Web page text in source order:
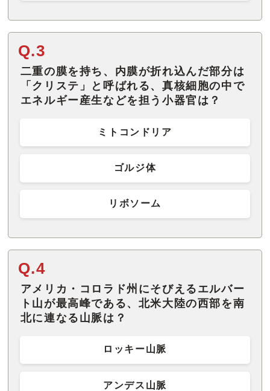
Q.3
二重の膜を持ち、内膜が折れ込んだ部分は
「クリステ」と呼ばれる、真核細胞の中で
エネルギー産生などを担う小器官は？
ミトコンドリア
ゴルジ体
リボソーム
Q.4
アメリカ・コロラド州にそびえるエルバー
ト山が最高峰である、北米大陸の西部を南
北に連なる山脈は？
ロッキー山脈
アンデス山脈